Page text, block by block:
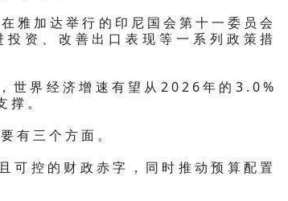
雅加达举行的印尼国会第十一委员会
资、改善出口表现等一系列政策措
世界经济增速有望从2026年的3.0%
。
有三个方面。
可控的财政赤字，同时推动预算配置